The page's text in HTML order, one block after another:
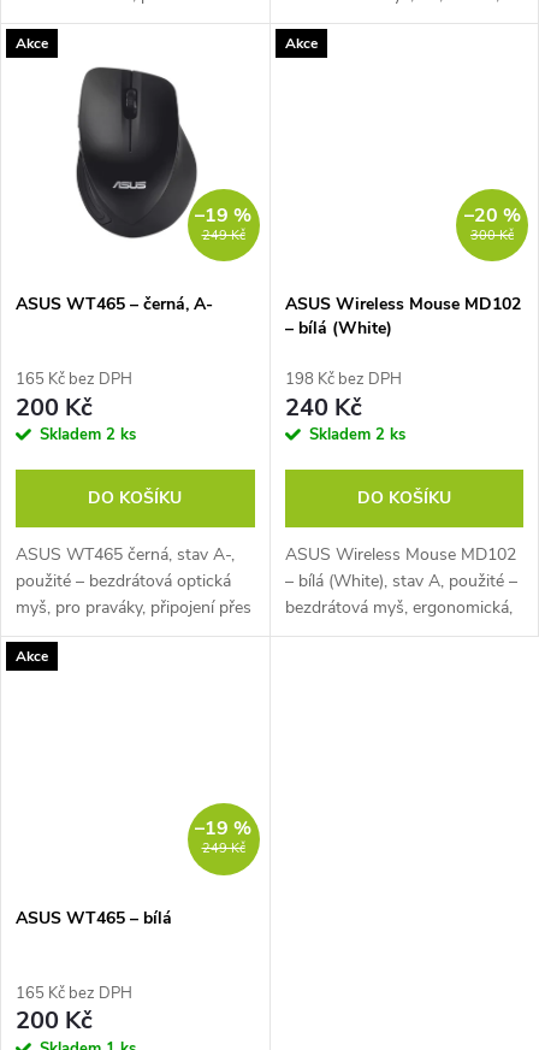
t
k
kompaktní myš s připojením až
ke 3 zařízením přes 2,4GHz
USB přijímač a Bluetooth,
tichými...
použité – bezdrátový set s
2,4GHz USB přijímačem,
Akce
249 Kč
–19 %
ASUS WT465 – černá, A-
165 Kč bez DPH
200 Kč
Skladem 2 ks
DO KOŠÍKU
ASUS WT465 černá, stav A-,
použité – bezdrátová optická
myš, pro praváky, připojení přes
USB přijímač (2,4 GHz), citlivost
1000 / 1600 DPI, 5 tlačítek,
Akce
300 Kč
–20 %
ASUS Wireless Mouse MD102
– bílá (White)
198 Kč bez DPH
240 Kč
Skladem 2 ks
DO KOŠÍKU
ASUS Wireless Mouse MD102
– bílá (White), stav A, použité –
bezdrátová myš, ergonomická,
pro praváky, optická, připojení
Akce
249 Kč
–19 %
ASUS WT465 – bílá
165 Kč bez DPH
200 Kč